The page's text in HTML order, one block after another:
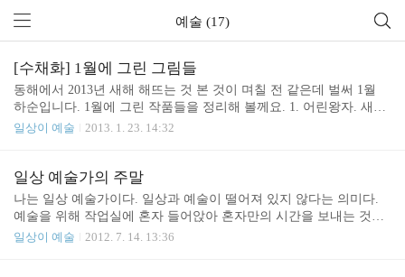
예술 (17)
[수채화] 1월에 그린 그림들
동해에서 2013년 새해 해뜨는 것 본 것이 며칠 전 같은데 벌써 1월
하순입니다. 1월에 그린 작품들을 정리해 볼께요. 1. 어린왕자. 새해
맞이 가족 여행 중에 그린 그림입니다. 어린 왕자를 특별히 좋아하는
다. ^^ 2. 우리가족 애마 스포티지 8년동안 방방곡곡 함께 여행한 친
구. 10만 Km 넘게 달렸는데 아직도 새차같아요. 사고 한번 안나고
많이 고맙네요. 3. 분홍색 카라 아내가 제일 좋아하는 꽃이죠. 밝게
에도 불구하고 여러번 채색하니 불투명한 느낌이 나서 마음에 들어
일상이 예술 2013. 1. 23. 14:32
일상 예술가의 주말
나는 일상 예술가이다. 일상과 예술이 떨어져 있지 않다는 의미다.
예술을 위해 작업실에 혼자 들어앉아 혼자만의 시간을 보내는 것은
아니다. 주말이면 사랑하는 가족과 함께 좋은 시간을 보낸다. 오늘은
일상이 예술 2012. 7. 14. 13:36